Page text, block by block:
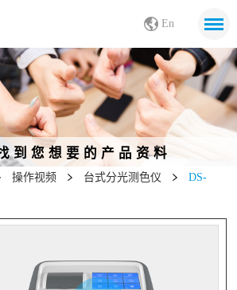
En
到您想要的产品资料
操作视频 台式分光测色仪
DS-